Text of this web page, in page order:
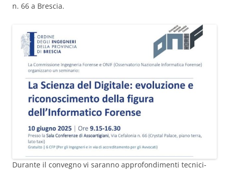
n. 66 a Brescia.
Durante il convegno vi saranno approfondimenti tecnici-